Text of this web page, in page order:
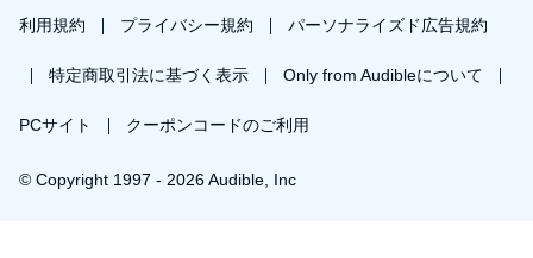
利用規約 プライバシー規約 パーソナライズド広告規約
特定商取引法に基づく表示 Only from Audibleについて
PCサイト クーポンコードのご利用
© Copyright 1997 - 2026 Audible, Inc